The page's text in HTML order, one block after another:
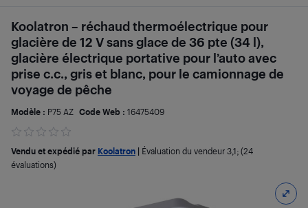
Koolatron – réchaud thermoélectrique pour
glacière de 12 V sans glace de 36 pte (34 l),
glacière électrique portative pour l’auto avec
prise c.c., gris et blanc, pour le camionnage de
voyage de pêche
Modèle : P75 AZ Code Web : 16475409
Vendu et expédié par Koolatron Évaluation du vendeur 3,1; (24
évaluations)